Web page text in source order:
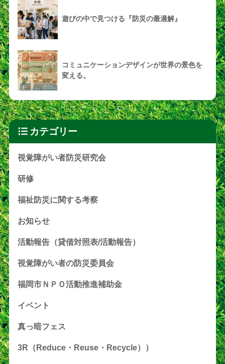
遊びの中で見つける『防災の最適解』
コミュニケーションデザインが世界の景色を
変える。
カテゴリー
視覚障がい者防災研究会
研修
福祉防災に関する考察
お知らせ
活動報告（貸借対照表/活動報告）
視覚障がい者の防災委員会
福岡市ＮＰＯ活動推進補助金
イベント
真っ暗フェス
3R（Reduce・Reuse・Recycle））